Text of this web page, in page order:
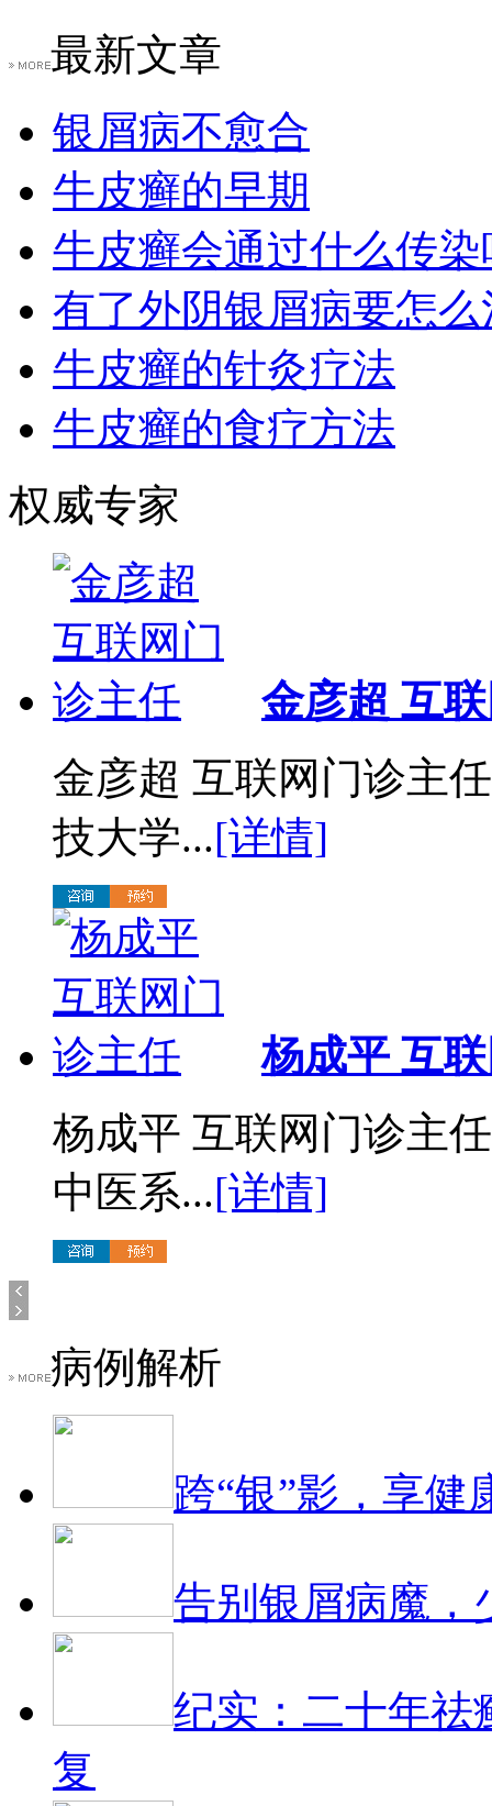
最新文章
银屑病不愈合
牛皮癣的早期
牛皮癣会通过什么传染
有了外阴银屑病要怎么
牛皮癣的针灸疗法
牛皮癣的食疗方法
权威专家
金彦超 互
金彦超 互联网门诊主
技大学...[详情]
杨成平 互
杨成平 互联网门诊主
中医系...[详情]
病例解析
跨“银”影，享健
告别银屑病魔，
纪实：二十年祛
复